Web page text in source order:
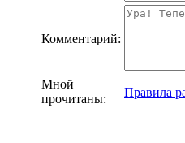
Комментарий:
Мной
прочитаны:
Правила